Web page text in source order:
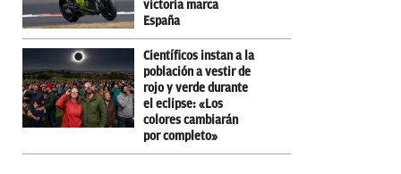
victoria marca
España
Científicos instan a la
población a vestir de
rojo y verde durante
el eclipse: «Los
colores cambiarán
por completo»